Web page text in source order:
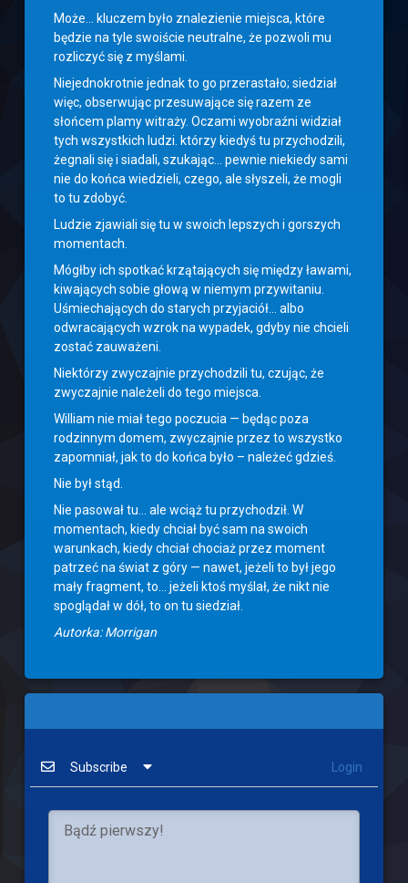
Może… kluczem było znalezienie miejsca, które
będzie na tyle swoiście neutralne, że pozwoli mu
rozliczyć się z myślami.
Niejednokrotnie jednak to go przerastało; siedział
więc, obserwując przesuwające się razem ze
słońcem plamy witraży. Oczami wyobraźni widział
tych wszystkich ludzi. którzy kiedyś tu przychodzili,
żegnali się i siadali, szukając… pewnie niekiedy sami
nie do końca wiedzieli, czego, ale słyszeli, że mogli
to tu zdobyć.
Ludzie zjawiali się tu w swoich lepszych i gorszych
momentach.
Mógłby ich spotkać krzątających się między ławami,
kiwających sobie głową w niemym przywitaniu.
Uśmiechających do starych przyjaciół… albo
odwracających wzrok na wypadek, gdyby nie chcieli
zostać zauważeni.
Niektórzy zwyczajnie przychodzili tu, czując, że
zwyczajnie należeli do tego miejsca.
William nie miał tego poczucia — będąc poza
rodzinnym domem, zwyczajnie przez to wszystko
zapomniał, jak to do końca było – należeć gdzieś.
Nie był stąd.
Nie pasował tu… ale wciąż tu przychodził. W
momentach, kiedy chciał być sam na swoich
warunkach, kiedy chciał chociaż przez moment
patrzeć na świat z góry — nawet, jeżeli to był jego
mały fragment, to… jeżeli ktoś myślał, że nikt nie
spoglądał w dół, to on tu siedział.
Autorka: Morrigan
Subscribe Login